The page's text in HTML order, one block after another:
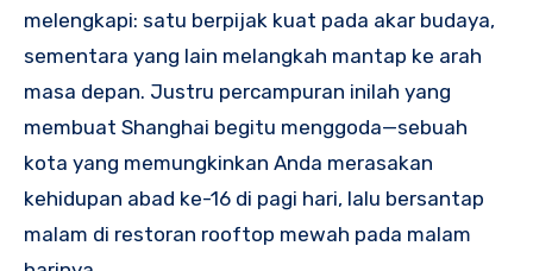
melengkapi: satu berpijak kuat pada akar budaya,
sementara yang lain melangkah mantap ke arah
masa depan. Justru percampuran inilah yang
membuat Shanghai begitu menggoda—sebuah
kota yang memungkinkan Anda merasakan
kehidupan abad ke-16 di pagi hari, lalu bersantap
malam di restoran rooftop mewah pada malam